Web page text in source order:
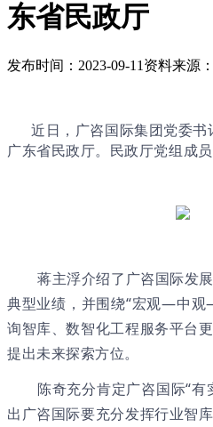
东省民政厅
发布时间：2023-09-11 资料来源：
近日，广咨国际集团党委书
广东省民政厅。民政厅党组成
蒋主浮介绍了广咨国际发
典型业绩，并围绕“宏观—中
询智库、数智化工程服务平台
提出未来探索方位。
陈奇充分肯定广咨国际“
出广咨国际要充分发挥行业智